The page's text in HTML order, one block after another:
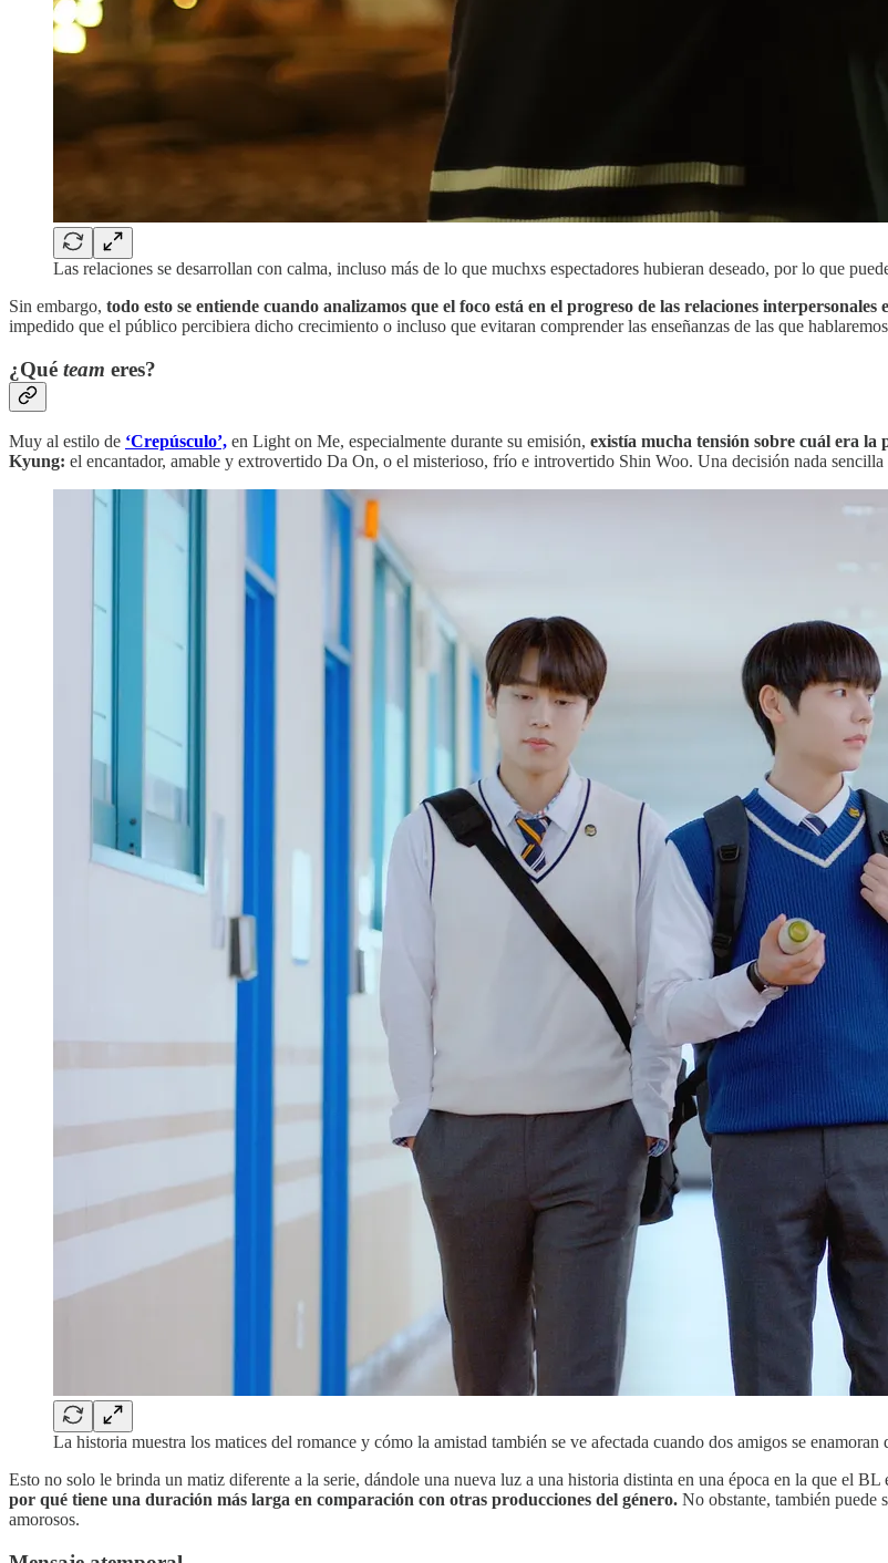
Las relaciones se desarrollan con calma, incluso más de lo que muchxs espectadores hubieran deseado, por lo que
Sin embargo, todo esto se entiende cuando analizamos que el foco está en el progreso de las relaciones interpersonales
impedido que el público percibiera dicho crecimiento o incluso que evitaran comprender las enseñanzas de las que
¿Qué team eres?
Muy al estilo de ‘Crepúsculo’, en Light on Me, especialmente durante su emisión, existía mucha tensión sobre cuál era la
Kyung: el encantador, amable y extrovertido Da On, o el misterioso, frío e introvertido Shin Woo. Una decisión nada sencilla
La historia muestra los matices del romance y cómo la amistad también se ve afectada cuando dos amigos se enamoran
Esto no solo le brinda un matiz diferente a la serie, dándole una nueva luz a una historia distinta en una época en la que el BL
por qué tiene una duración más larga en comparación con otras producciones del género. No obstante, también puede
amorosos.